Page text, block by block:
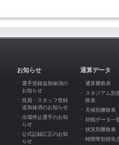
お知らせ
選手登録追加抹消の
お知らせ
役員・スタッフ登録
追加抹消のお知らせ
出場停止選手のお知
らせ
公式記録訂正のお知
らせ
通算データ
通算勝敗表
スタジアム別
敗表
天候別勝敗表
対戦データ一
状況別勝敗表
時間帯別得失